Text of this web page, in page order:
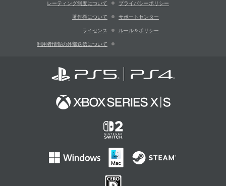
レーティング制度について プライバシーポリシー
著作権について サポートセンター
ライセンス ルール＆ポリシー
利用者情報の外部送信について